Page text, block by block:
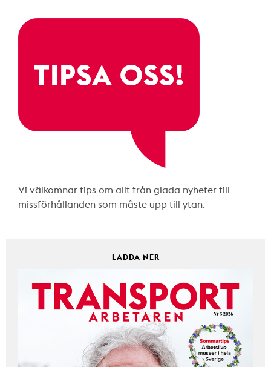
Vi välkomnar tips om allt från glada nyheter till
missförhållanden som måste upp till ytan.
LADDA NER